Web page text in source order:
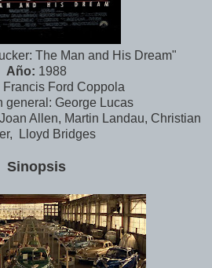
The Man and His Dream"
Año: 1988
Francis Ford Coppola
general: George Lucas
Allen, Martin Landau, Christian
Lloyd Bridges
Sinopsis